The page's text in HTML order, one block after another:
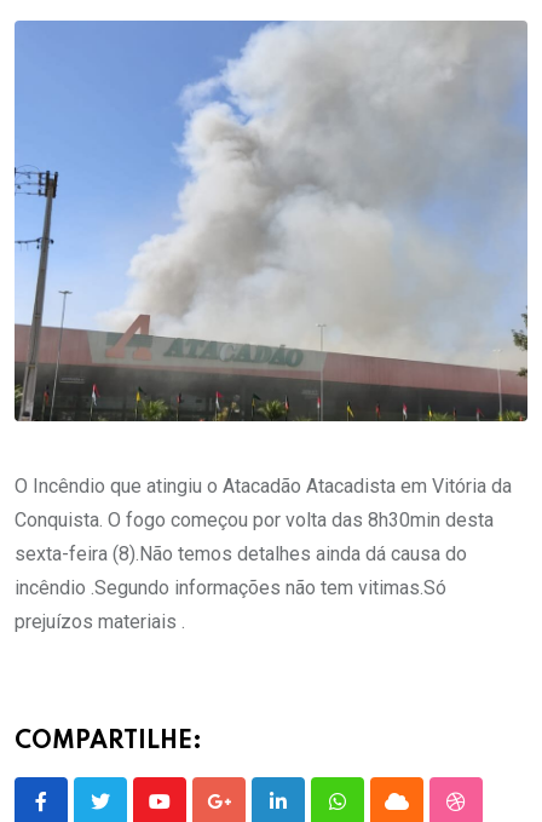
O Incêndio que atingiu o Atacadão Atacadista em Vitória da
Conquista. O fogo começou por volta das 8h30min desta
sexta-feira (8).Não temos detalhes ainda dá causa do
incêndio .Segundo informações não tem vitimas.Só
prejuízos materiais .
COMPARTILHE:
YoutubeGoogle+LinkedInWhatsappCloud